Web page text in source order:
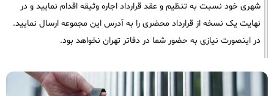
شهری خود نسبت به تنظیم و عقد قرارداد اجاره وثیقه اقدام نمایید و در
نهایت یک نسخه از قرارداد محضری را به آدرس این مجموعه ارسال نمایید.
در اینصورت نیازی به حضور شما در دفاتر تهران نخواهد بود.